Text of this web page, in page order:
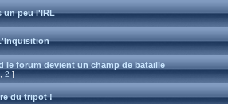
un peu l'IRL
le forum devient un champ de bataille
,2]
du tripot !